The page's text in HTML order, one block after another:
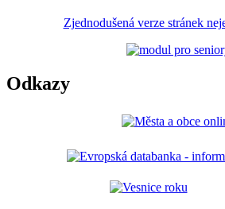
Zjednodušená verze stránek
Odkazy